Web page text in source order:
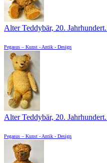
Alter Teddybär, 20.
Pegasus – Kunst - Antik - Design
Alter Teddybär, 20.
Pegasus – Kunst - Antik - Design